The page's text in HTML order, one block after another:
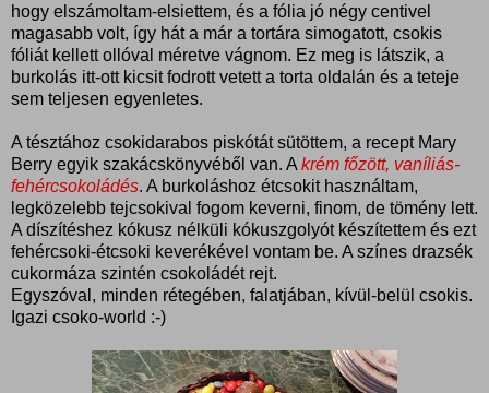
hogy elszámoltam-elsiettem, és a fólia jó négy centivel
magasabb volt, így hát a már a tortára simogatott, csokis
fóliát kellett ollóval méretve vágnom. Ez meg is látszik, a
burkolás itt-ott kicsit fodrott vetett a torta oldalán és a teteje
sem teljesen egyenletes.
A tésztához csokidarabos piskótát sütöttem, a recept Mary
Berry egyik szakácskönyvéből van. A krém főzött, vaníliás-
fehércsokoládés. A burkoláshoz étcsokit használtam,
legközelebb tejcsokival fogom keverni, finom, de tömény lett.
A díszítéshez kókusz nélküli kókuszgolyót készítettem és ezt
fehércsoki-étcsoki keverékével vontam be. A színes drazsék
cukormáza szintén csokoládét rejt.
Egyszóval, minden rétegében, falatjában, kívül-belül csokis.
Igazi csoko-world :-)